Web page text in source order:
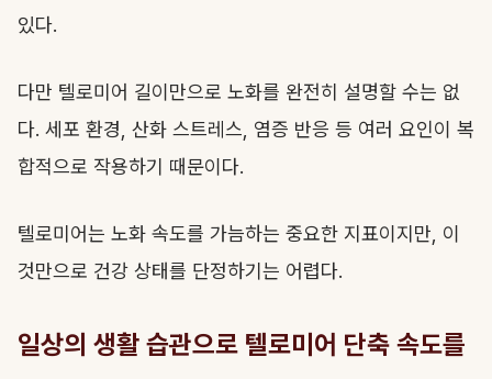
있다.
다만 텔로미어 길이만으로 노화를 완전히 설명할 수는 없
다. 세포 환경, 산화 스트레스, 염증 반응 등 여러 요인이 복
합적으로 작용하기 때문이다.
텔로미어는 노화 속도를 가늠하는 중요한 지표이지만, 이
것만으로 건강 상태를 단정하기는 어렵다.
일상의 생활 습관으로 텔로미어 단축 속도를